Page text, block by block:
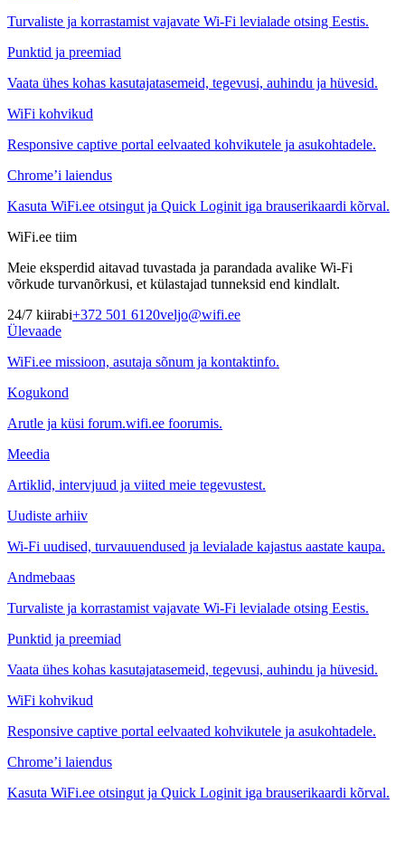
Turvaliste ja korrastamist vajavate Wi-Fi levialade otsing Eestis.
Punktid ja preemiad
Vaata ühes kohas kasutajatasemeid, tegevusi, auhindu ja hüvesid.
WiFi kohvikud
Responsive captive portal eelvaated kohvikutele ja asukohtadele.
Chrome’i laiendus
Kasuta WiFi.ee otsingut ja Quick Loginit iga brauserikaardi kõrval.
WiFi.ee tiim
Meie eksperdid aitavad tuvastada ja parandada avalike Wi-Fi
võrkude turvanõrkusi, et külastajad tunneksid end kindlalt.
24/7 kiirabi+372 501 6120veljo@wifi.ee
Ülevaade
WiFi.ee missioon, asutaja sõnum ja kontaktinfo.
Kogukond
Arutle ja küsi forum.wifi.ee foorumis.
Meedia
Artiklid, intervjuud ja viited meie tegevustest.
Uudiste arhiiv
Wi-Fi uudised, turvauuendused ja levialade kajastus aastate kaupa.
Andmebaas
Turvaliste ja korrastamist vajavate Wi-Fi levialade otsing Eestis.
Punktid ja preemiad
Vaata ühes kohas kasutajatasemeid, tegevusi, auhindu ja hüvesid.
WiFi kohvikud
Responsive captive portal eelvaated kohvikutele ja asukohtadele.
Chrome’i laiendus
Kasuta WiFi.ee otsingut ja Quick Loginit iga brauserikaardi kõrval.